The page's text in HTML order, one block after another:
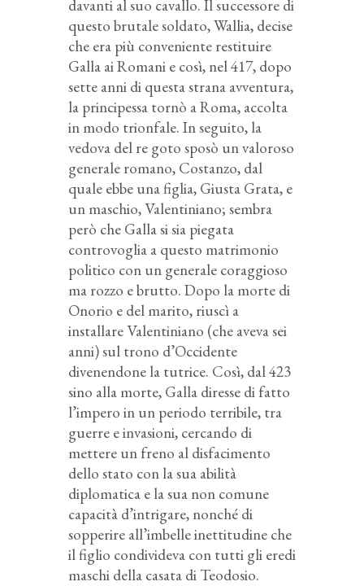
davanti al suo cavallo. Il successore di
questo brutale soldato, Wallia, decise
che era più conveniente restituire
Galla ai Romani e così, nel 417, dopo
sette anni di questa strana avventura,
la principessa tornò a Roma, accolta
in modo trionfale. In seguito, la
vedova del re goto sposò un valoroso
generale romano, Costanzo, dal
quale ebbe una figlia, Giusta Grata, e
un maschio, Valentiniano; sembra
però che Galla si sia piegata
controvoglia a questo matrimonio
politico con un generale coraggioso
ma rozzo e brutto. Dopo la morte di
Onorio e del marito, riuscì a
installare Valentiniano (che aveva sei
anni) sul trono d’Occidente
divenendone la tutrice. Così, dal 423
sino alla morte, Galla diresse di fatto
l’impero in un periodo terribile, tra
guerre e invasioni, cercando di
mettere un freno al disfacimento
dello stato con la sua abilità
diplomatica e la sua non comune
capacità d’intrigare, nonché di
sopperire all’imbelle inettitudine che
il figlio condivideva con tutti gli eredi
maschi della casata di Teodosio.